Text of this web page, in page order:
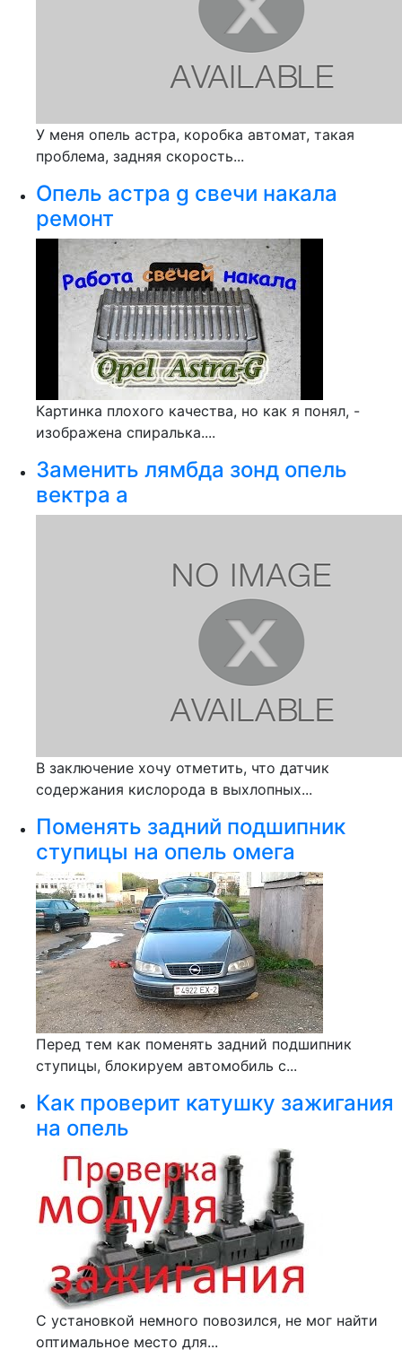
У меня опель астра, коробка автомат, такая
проблема, задняя скорость...
Опель астра g свечи накала
ремонт
Картинка плохого качества, но как я понял, -
изображена спиралька....
Заменить лямбда зонд опель
вектра а
В заключение хочу отметить, что датчик
содержания кислорода в выхлопных...
Поменять задний подшипник
ступицы на опель омега
Перед тем как поменять задний подшипник
ступицы, блокируем автомобиль с...
Как проверит катушку зажигания
на опель
С установкой немного повозился, не мог найти
оптимальное место для...